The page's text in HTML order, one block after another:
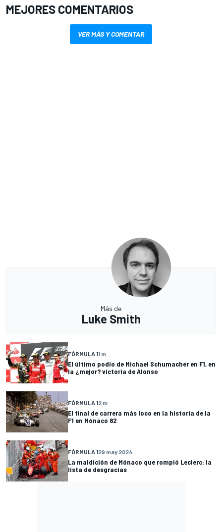
MEJORES COMENTARIOS
VER MÁS Y COMENTAR
Más de
Luke Smith
FÓRMULA 11 m
El último podio de Michael Schumacher en F1, en
la ¿mejor? victoria de Alonso
FÓRMULA 12 m
El final de carrera más loco en la historia de la
F1 en Mónaco 82
FÓRMULA 129 may 2024
La maldición de Mónaco que rompió Leclerc: la
lista de desgracias